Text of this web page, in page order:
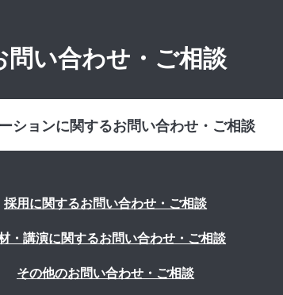
問い合わせ・ご相談
ションに関するお問い合わせ・ご相談
採用に関するお問い合わせ・ご相談
・講演に関するお問い合わせ・ご相談
その他のお問い合わせ・ご相談